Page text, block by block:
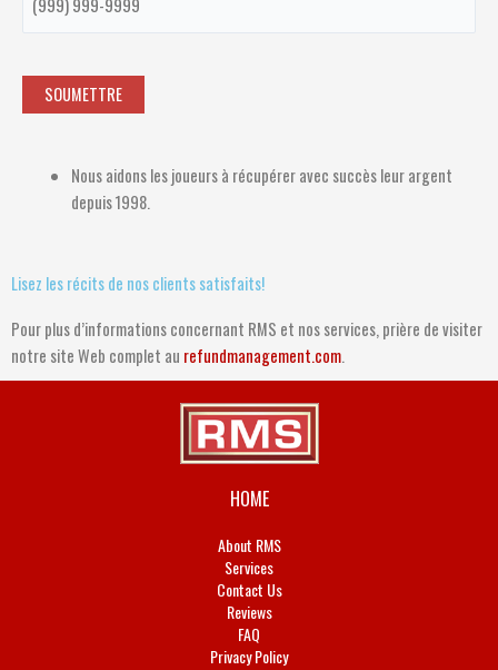
SOUMETTRE
Nous aidons les joueurs à récupérer avec succès leur argent
depuis 1998.
Lisez les récits de nos clients satisfaits!
Pour plus d’informations concernant RMS et nos services, prière de visiter
notre site Web complet au refundmanagement.com.
HOME
About RMS
Services
Contact Us
Reviews
FAQ
Privacy Policy